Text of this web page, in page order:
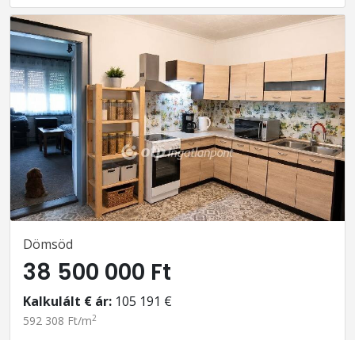
Dömsöd
38 500 000 Ft
Kalkulált € ár: 105 191 €
592 308 Ft/m2